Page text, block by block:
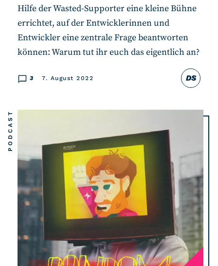
DS
3 7. August 2022
Hilfe der Wasted-Supporter eine kleine Bühne
errichtet, auf der Entwicklerinnen und
Entwickler eine zentrale Frage beantworten
können: Warum tut ihr euch das eigentlich an?
PODCAST